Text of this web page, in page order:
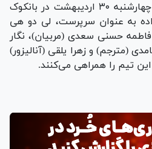
اردوی تیم ملی زنان تا روز چهارشنبه ۳۰ اردیبهشت در بانکوک
به عنوان سرپرست، لی دو هی
حسنی سعدی (مربیان)، نگار
(مترجم) و زهرا یلقی (آنالیزور)
تیم را همراهی می‌کنند.